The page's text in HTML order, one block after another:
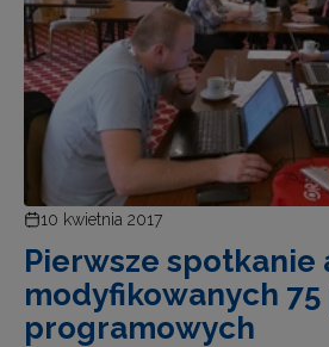
10 kwietnia 2017
Pierwsze spotkanie
modyfikowanych
programowych